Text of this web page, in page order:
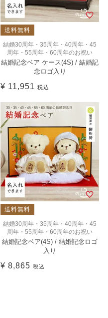
送料無料
結婚30周年・35周年・40周年・45
周年・55周年・60周年のお祝い
結婚記念ベア ケース(4S) / 結婚記
念ロゴ入り
¥ 11,951 税込
送料無料
結婚30周年・35周年・40周年・45
周年・55周年・60周年のお祝い
結婚記念ベア(4S) / 結婚記念ロゴ
入り
¥ 8,865 税込